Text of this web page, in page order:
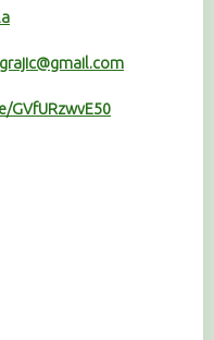
GVfURzwvE50